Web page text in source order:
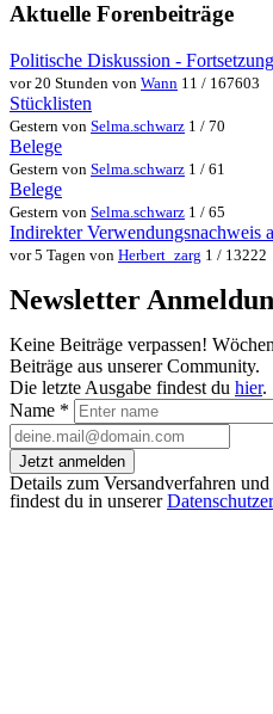
Aktuelle Forenbeiträge
Politische Diskussion -
vor 20 Stunden von Wann 11 / 167603
Stücklisten
Gestern von Selma.schwarz 1 / 70
Belege
Gestern von Selma.schwarz 1 / 61
Belege
Gestern von Selma.schwarz 1 / 65
Indirekter Verwendungsnachweis
vor 5 Tagen von Herbert_zarg 1 / 13222
Newsletter
Keine Beiträge verpassen!
Beiträge aus unserer Community.
Die letzte Ausgabe findest du hier.
Name *
Jetzt anmelden
Details zum Versandverfahren
findest du in unserer